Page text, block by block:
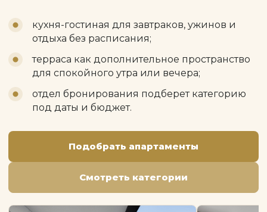
кухня-гостиная для завтраков, ужинов и
отдыха без расписания;
терраса как дополнительное пространство
для спокойного утра или вечера;
отдел бронирования подберет категорию
под даты и бюджет.
Подобрать апартаменты
Смотреть категории